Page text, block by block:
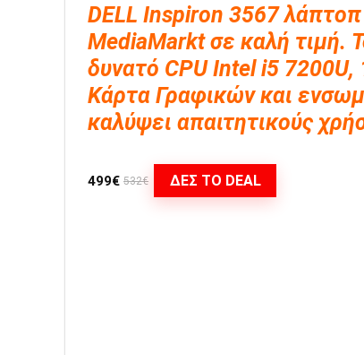
DELL Inspiron 3567
MediaMarkt σε καλή τιμή.
δυνατό CPU Intel i5 7200U,
Κάρτα Γραφικών και
καλύψει απαιτητικούς
499€ 532€ ΔΕΣ ΤΟ DEAL